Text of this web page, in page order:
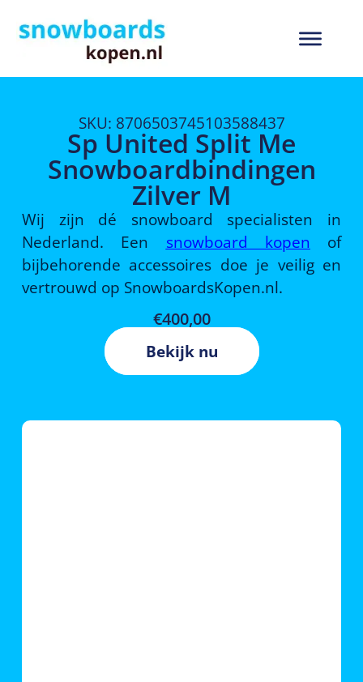
SKU: 8706503745103588437
Sp United Split Me
Snowboardbindingen
Zilver M
Wij zijn dé snowboard specialisten in
Nederland. Een snowboard kopen of
bijbehorende accessoires doe je veilig en
vertrouwd op SnowboardsKopen.nl.
€400,00
Bekijk nu